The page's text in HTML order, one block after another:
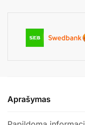
Aprašymas